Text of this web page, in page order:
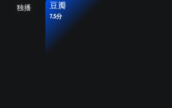
独播 豆瓣
7.5分